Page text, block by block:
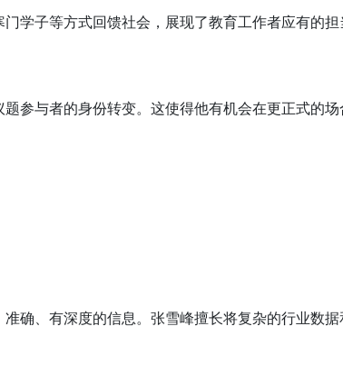
学子等方式回馈社会，展现了教育工作者应有的
参与者的身份转变。这使得他有机会在更正式的
确、有深度的信息。张雪峰擅长将复杂的行业数